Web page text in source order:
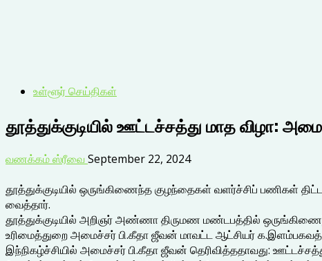
உள்ளூர் செய்திகள்
தூத்துக்குடியில் ஊட்டச்சத்து மாத விழா:
வணக்கம் ஸ்ரீவை September 22, 2024
தூத்துக்குடியில் ஒருங்கிணைந்த குழந்தைகள் வளர்ச்சிப் பணிகள்
வைத்தார்.
தூத்துக்குடியில் அறிஞர் அண்ணா திருமண மண்டபத்தில்
உரிமைத்துறை அமைச்சர் பி.கீதா ஜீவன் மாவட்ட ஆட்சியர் க.இளம்பகவத்
இந்நிகழ்ச்சியில் அமைச்சர் பி.கீதா ஜீவன் தெரிவித்ததாவது: